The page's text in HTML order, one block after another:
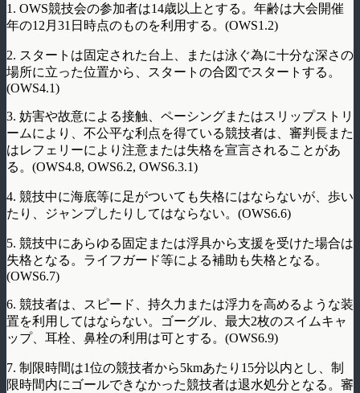
1. OWS競技会の参加者は14歳以上とする。年齢は大会開催
年の12月31日時点のものを利用する。(OWS1.2)
2. スタートは固定された台上、または泳ぐ為に十分な深さの
場所に立った位置から、スタートの合図でスタートする。
(OWS4.1)
3. 妨害や故意による接触、ペーシングまたはスリップストリ
ームにより、不公平な利点を得ている競技者は、審判長また
はレフェリーにより注意または失格を宣言されることがあ
る。(OWS4.8, OWS6.2, OWS6.3.1)
4. 競技中に海底等に足がついても失格にはならないが、歩い
たり、ジャンプしたりしてはならない。(OWS6.6)
5. 競技中にあらゆる固定または浮具から支援を受けた場合は
失格となる。ライフガード等による補助も失格となる。
(OWS6.7)
6. 競技者は、スピード、持久力または浮力を高めるような装
置を利用してはならない。ゴーグル、最大2枚のスイムキャ
ップ、耳栓、鼻栓の利用は可とする。(OWS6.9)
7. 制限時間は1位の競技者から5kmあたり15分以内とし、制
限時間内にゴールできなかった競技者は退水処分となる。審